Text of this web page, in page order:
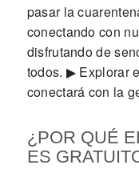
pasar la
conectando con
disfrutando de
todos. ▶ Explorar
conectará con la
¿POR QUÉ
ES